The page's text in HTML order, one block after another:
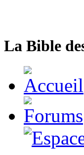
La Bible